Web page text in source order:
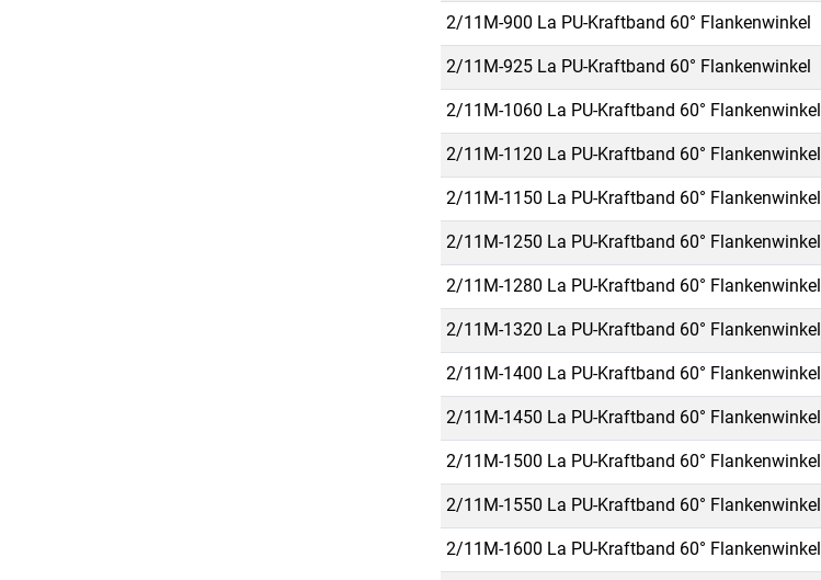
2/11M-900 La PU-Kraftband 60° Flankenwinkel
2/11M-925 La PU-Kraftband 60° Flankenwinkel
2/11M-1060 La PU-Kraftband 60° Flankenwinkel
2/11M-1120 La PU-Kraftband 60° Flankenwinkel
2/11M-1150 La PU-Kraftband 60° Flankenwinkel
2/11M-1250 La PU-Kraftband 60° Flankenwinkel
2/11M-1280 La PU-Kraftband 60° Flankenwinkel
2/11M-1320 La PU-Kraftband 60° Flankenwinkel
2/11M-1400 La PU-Kraftband 60° Flankenwinkel
2/11M-1450 La PU-Kraftband 60° Flankenwinkel
2/11M-1500 La PU-Kraftband 60° Flankenwinkel
2/11M-1550 La PU-Kraftband 60° Flankenwinkel
2/11M-1600 La PU-Kraftband 60° Flankenwinkel